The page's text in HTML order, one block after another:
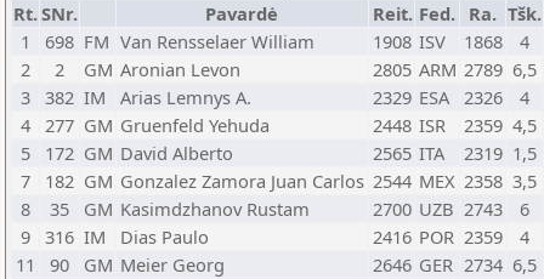
Rt.SNr. Pavardė Reit. Fed. Ra. Tšk.
1
698 FM Van Rensselaer William 1908 ISV 1868
4
2
2 GM Aronian Levon 2805 ARM 2789 6,5
3
382 IM Arias Lemnys A. 2329 ESA 2326
4
4
277 GM Gruenfeld Yehuda 2448 ISR 2359 4,5
5
172 GM David Alberto 2565 ITA 2319 1,5
7
182 GM Gonzalez Zamora Juan Carlos 2544 MEX 2358 3,5
8
35 GM Kasimdzhanov Rustam 2700 UZB 2743
6
9
316 IM Dias Paulo 2416 POR 2359
4
11
90 GM Meier Georg 2646 GER 2734 6,5